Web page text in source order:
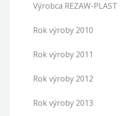
Výrobca REZAW-PLAST
Rok výroby 2010
Rok výroby 2011
Rok výroby 2012
Rok výroby 2013